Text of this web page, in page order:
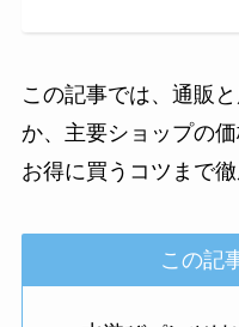
この記事では、通販
か、主要ショップの
お得に買うコツまで徹
この記